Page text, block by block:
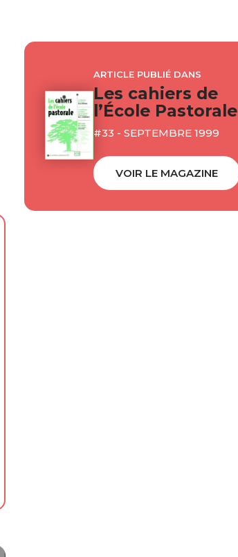
ARTICLE PUBLIÉ DANS
Les cahiers de
l’École Pastorale
#33 - SEPTEMBRE 1999
VOIR LE MAGAZINE